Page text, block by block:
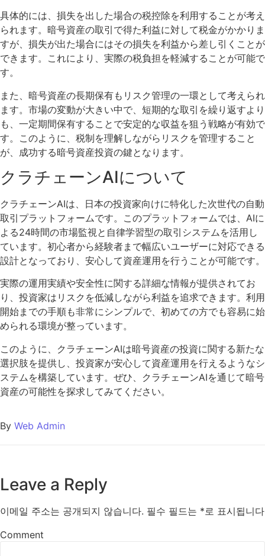
具体的には、損失を出した場合の税控除を利用することが考え
られます。暗号資産の取引で得た利益に対して税金がかかりま
すが、損失が出た場合にはその損失を利益から差し引くことが
できます。これにより、実際の税負担を軽減することが可能で
す。
また、暗号資産の長期保有もリスク管理の一環として考えられ
ます。市場の変動が大きい中で、短期的な取引を繰り返すより
も、一定期間保有することで安定的な収益を狙う戦略が有効で
す。このように、税制を理解しながらリスクを管理すること
が、成功する暗号資産投資の鍵となります。
クラチェーンAIについて
クラチェーンAIは、日本の投資家向けに特化した次世代の自動
取引プラットフォームです。このプラットフォームでは、AIに
よる24時間の市場監視と自律学習型の取引システムを活用し
ています。初心者から経験者まで幅広いユーザーに対応できる
設計となっており、安心して資産運用を行うことが可能です。
実際の運用実績や安全性に関する詳細な情報が提供されてお
り、投資家はリスクを低減しながら利益を追求できます。利用
開始までの手順も非常にシンプルで、初めての方でも容易に始
められる環境が整っています。
このように、クラチェーンAIは暗号資産の投資に関する新たな
選択肢を提供し、投資家が安心して資産運用を行えるようなシ
ステムを構築しています。ぜひ、クラチェーンAIを通じて暗号
資産の可能性を探求してみてください。
By Web Admin
Leave a Reply
이메일 주소는 공개되지 않습니다. 필수 필드는 *로 표시됩니다
Comment